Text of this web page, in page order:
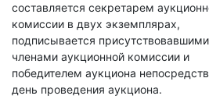
составляется секретарем
комиссии в двух экземплярах,
подписывается присутствовавшими
членами аукционной комиссии и
победителем аукциона
день проведения аукциона.